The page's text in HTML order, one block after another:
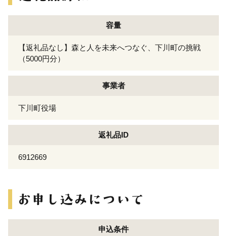
容量
【返礼品なし】森と人を未来へつなぐ、下川町の挑戦
（5000円分）
事業者
下川町役場
返礼品ID
6912669
申込条件